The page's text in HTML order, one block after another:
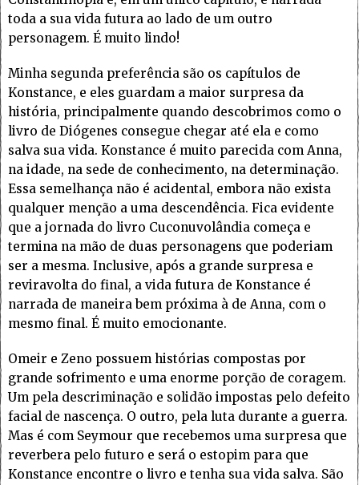
toda a sua vida futura ao lado de um outro
personagem. É muito lindo!
Minha segunda preferência são os capítulos de
Konstance, e eles guardam a maior surpresa da
história, principalmente quando descobrimos como o
livro de Diógenes consegue chegar até ela e como
salva sua vida. Konstance é muito parecida com Anna,
na idade, na sede de conhecimento, na determinação.
Essa semelhança não é acidental, embora não exista
qualquer menção a uma descendência. Fica evidente
que a jornada do livro Cuconuvolândia começa e
termina na mão de duas personagens que poderiam
ser a mesma. Inclusive, após a grande surpresa e
reviravolta do final, a vida futura de Konstance é
narrada de maneira bem próxima à de Anna, com o
mesmo final. É muito emocionante.
Omeir e Zeno possuem histórias compostas por
grande sofrimento e uma enorme porção de coragem.
Um pela descriminação e solidão impostas pelo defeito
facial de nascença. O outro, pela luta durante a guerra.
Mas é com Seymour que recebemos uma surpresa que
reverbera pelo futuro e será o estopim para que
Konstance encontre o livro e tenha sua vida salva. São